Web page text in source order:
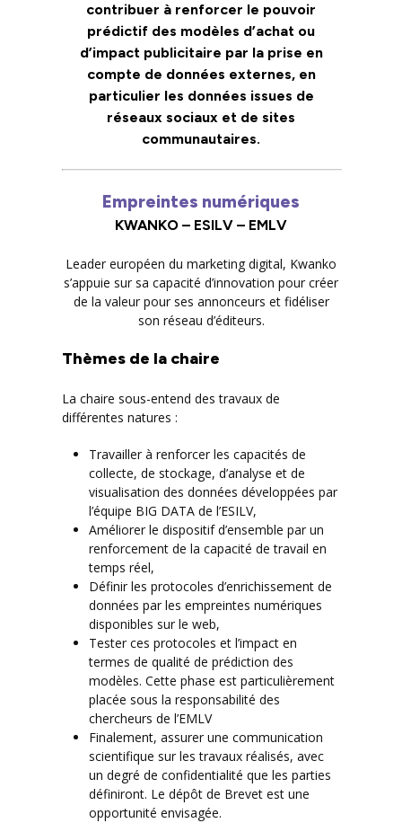
contribuer à renforcer le pouvoir
prédictif des modèles d’achat ou
d’impact publicitaire par la prise en
compte de données externes, en
particulier les données issues de
réseaux sociaux et de sites
communautaires.
Empreintes numériques
KWANKO – ESILV – EMLV
Leader européen du marketing digital, Kwanko
s’appuie sur sa capacité d’innovation pour créer
de la valeur pour ses annonceurs et fidéliser
son réseau d’éditeurs.
Thèmes de la chaire
La chaire sous-entend des travaux de
différentes natures :
Travailler à renforcer les capacités de
collecte, de stockage, d’analyse et de
visualisation des données développées par
l’équipe BIG DATA de l’ESILV,
Améliorer le dispositif d’ensemble par un
renforcement de la capacité de travail en
temps réel,
Définir les protocoles d’enrichissement de
données par les empreintes numériques
disponibles sur le web,
Tester ces protocoles et l’impact en
termes de qualité de prédiction des
modèles. Cette phase est particulièrement
placée sous la responsabilité des
chercheurs de l’EMLV
Finalement, assurer une communication
scientifique sur les travaux réalisés, avec
un degré de confidentialité que les parties
définiront. Le dépôt de Brevet est une
opportunité envisagée.